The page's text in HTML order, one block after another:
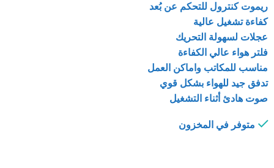
ريموت كنترول للتحكم عن بُعد
كفاءة تشغيل عالية
عجلات لسهولة التحريك
فلتر هواء عالي الكفاءة
مناسب للمكاتب واماكن العمل
تدفق جيد للهواء بشكل قوي
صوت هادئ أثناء التشغيل
متوفر في المخزون